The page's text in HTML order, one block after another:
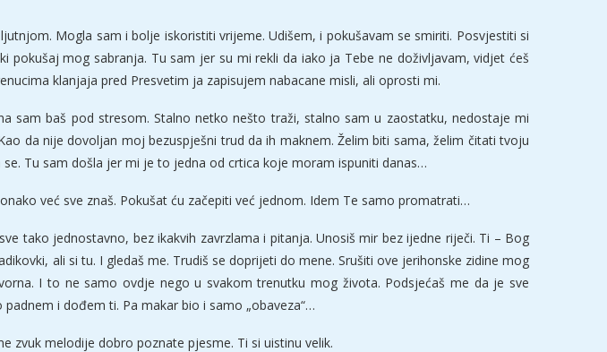
Mogla sam i bolje iskoristiti vrijeme. Udišem, i pokušavam se smiriti. Posvjestiti si
mog sabranja. Tu sam jer su mi rekli da iako ja Tebe ne doživljavam, vidjet ćeš
klanjaja pred Presvetim ja zapisujem nabacane misli, ali oprosti mi.
sam baš pod stresom. Stalno netko nešto traži, stalno sam u zaostatku, nedostaje mi
da nije dovoljan moj bezuspješni trud da ih maknem. Želim biti sama, želim čitati tvoju
Tu sam došla jer mi je to jedna od crtica koje moram ispuniti danas…
već sve znaš. Pokušat ću začepiti već jednom. Idem Te samo promatrati…
tako jednostavno, bez ikakvih zavrzlama i pitanja. Unosiš mir bez ijedne riječi. Ti – Bog
ali si tu. I gledaš me. Trudiš se doprijeti do mene. Srušiti ove jerihonske zidine mog
I to ne samo ovdje nego u svakom trenutku mog života. Podsjećaš me da je sve
i dođem ti. Pa makar bio i samo „obaveza“…
zvuk melodije dobro poznate pjesme. Ti si uistinu velik.